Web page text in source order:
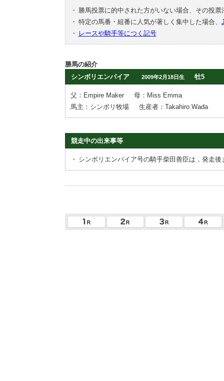
・
勝馬投票に的中された方がいない場合、その投
・ 特定の馬番・組番に人気が著しく集中した場合、
・
レースや騎手等につく記号
勝馬の紹介
シンボリエンパイア
2009年2月18日生 牡5
父：Empire Maker
母：Miss Emma
馬主：シンボリ牧場
生産者：Takahiro Wada
競走中の出来事等
・ シンボリエンパイア号の騎手柴田善臣は，発走